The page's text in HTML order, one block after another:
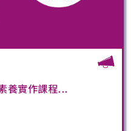
養實作課程...